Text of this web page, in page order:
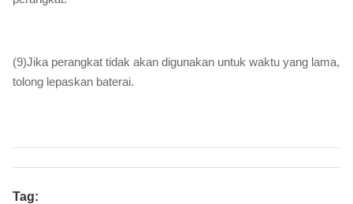
(9)Jika perangkat tidak akan digunakan untuk waktu yang lama,
tolong lepaskan baterai.
Tag: